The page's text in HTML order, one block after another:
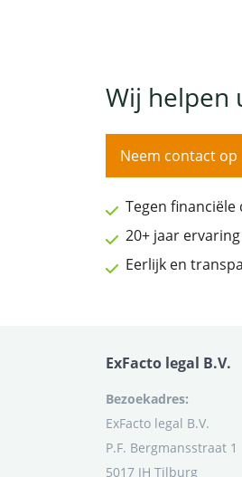
Wij helpen
Neem contact op
Tegen
20+ jaar ervaring
Eerlijk en
ExFacto legal B.V.
Bezoekadres:
ExFacto legal B.V.
P.F. Bergmansstraat 1
5017 JH Tilburg